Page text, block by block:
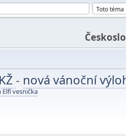
- nová vánoční
vesnička